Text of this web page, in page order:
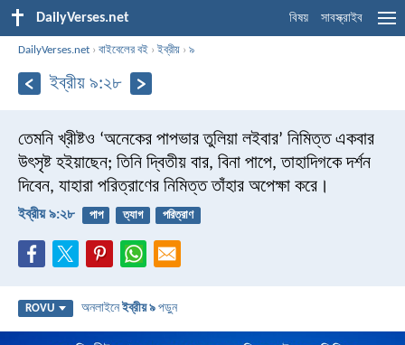
DailyVerses.net বিষয় সাবস্ক্রাইব
DailyVerses.net ›বাইবেলের বই ›ইব্রীয় ›৯
ইব্রীয় ৯:২৮
তেমনি খ্রীষ্টও ‘অনেকের পাপভার তুলিয়া লইবার’ নিমিত্ত একবার
উৎসৃষ্ট হইয়াছেন; তিনি দ্বিতীয় বার, বিনা পাপে, তাহাদিগকে দর্শন
দিবেন, যাহারা পরিত্রাণের নিমিত্ত তাঁহার অপেক্ষা করে।
ইব্রীয় ৯:২৮ পাপ ত্যাগ পরিত্রাণ
ROVU অনলাইনেইব্রীয় ৯ পড়ুন